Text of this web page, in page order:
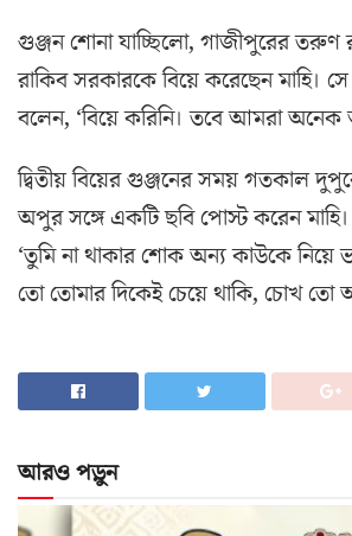
গুঞ্জন শোনা যাচ্ছিলো, গাজীপুরের তরুণ
রাকিব সরকারকে বিয়ে করেছেন মাহি।
বলেন, ‘বিয়ে করিনি। তবে আমরা অনেক
দ্বিতীয় বিয়ের গুঞ্জনের সময় গতকাল
অপুর সঙ্গে একটি ছবি পোস্ট করেন
‘তুমি না থাকার শোক অন্য কাউকে নিয়ে
তো তোমার দিকেই চেয়ে থাকি, চোখ তো
আরও পড়ুন